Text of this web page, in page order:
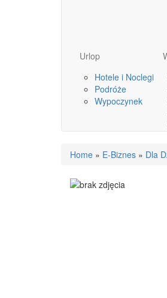
Urlop
Hotele i Noclegi
Podróże
Wypoczynek
Home » E-Biznes » Dla